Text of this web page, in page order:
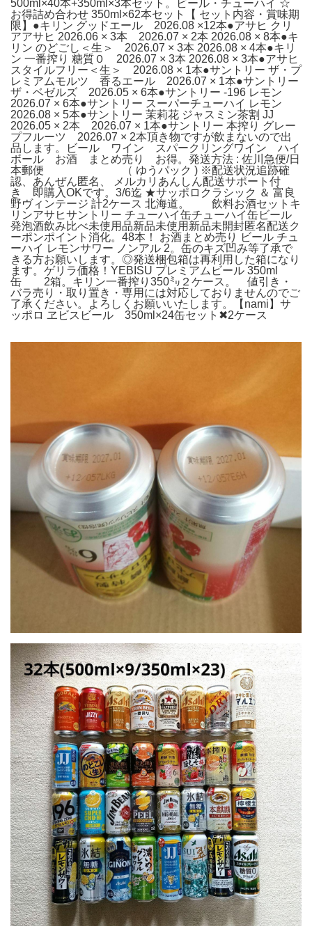
500ml×40本+350ml×3本セット。ビール・チューハイ ☆
お得詰め合わせ 350ml×62本セット【 セット内容・賞味期
限】●キリン グッドエール 2026.08 ×12本●アサヒ クリ
アアサヒ 2026.06 × 3本 2026.07 × 2本 2026.08 × 8本●キ
リン のどごし＜生＞ 2026.07 × 3本 2026.08 × 4本●キリ
ン 一番搾り 糖質０ 2026.07 × 3本 2026.08 × 3本●アサヒ
スタイルフリー＜生＞ 2026.08 × 1本●サントリー ザ・プ
レミアムモルツ 香るエール 2026.07 × 1本●サントリー
ザ・ベゼルズ 2026.05 × 6本●サントリー -196 レモン
2026.07 × 6本●サントリー スーパーチューハイ レモン
2026.08 × 5本●サントリー 茉莉花 ジャスミン茶割 JJ
2026.05 × 2本 2026.07 × 1本●サントリー 本搾り グレー
プフルーツ 2026.07 × 2本頂き物ですが飲まないので出
品します。ビール ワイン スパークリングワイン ハイ
ボール お酒 まとめ売り お得。発送方法 : 佐川急便/日
本郵便 （ ゆうパック ) ※配送状況追跡確
認、あんぜん匿名、 メルカリあんしん配送サポート付
き 即購入OKです。3/6迄 ★サッポロクラシック ＆ 富良
野ヴィンテージ 計2ケース 北海道。 飲料お酒セットキ
リンアサヒサントリー チューハイ缶チューハイ缶ビール
発泡酒飲み比べ未使用品新品未使用新品未開封匿名配送ク
ーポンポイント消化。48本！ お酒まとめ売り ビール チュ
ーハイ レモンサワー ノンアル 2。缶のキズ凹み等了承で
きる方お願いします。◎発送梱包箱は再利用した箱になり
ます。ゲリラ価格！YEBISU プレミアムビール 350ml
缶 2箱。キリン一番搾り350㍉２ケース。 値引き・
バラ売り・取り置き・専用には対応しておりませんのでご
了承ください。よろしくお願いいたします。【nami】サ
ッポロ ヱビスビール 350ml×24缶セット✖︎2ケース